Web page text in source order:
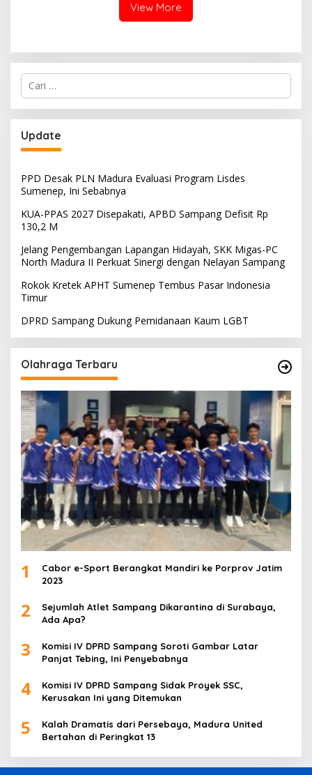
View More
Cari
untuk:
Update
PPD Desak PLN Madura Evaluasi Program Lisdes
Sumenep, Ini Sebabnya
KUA-PPAS 2027 Disepakati, APBD Sampang Defisit Rp
130,2 M
Jelang Pengembangan Lapangan Hidayah, SKK Migas-PC
North Madura II Perkuat Sinergi dengan Nelayan Sampang
Rokok Kretek APHT Sumenep Tembus Pasar Indonesia
Timur
DPRD Sampang Dukung Pemidanaan Kaum LGBT
Olahraga Terbaru
1
Cabor e-Sport Berangkat Mandiri ke Porprov Jatim
2023
2
Sejumlah Atlet Sampang Dikarantina di Surabaya,
Ada Apa?
3
Komisi IV DPRD Sampang Soroti Gambar Latar
Panjat Tebing, Ini Penyebabnya
4
Komisi IV DPRD Sampang Sidak Proyek SSC,
Kerusakan Ini yang Ditemukan
5
Kalah Dramatis dari Persebaya, Madura United
Bertahan di Peringkat 13